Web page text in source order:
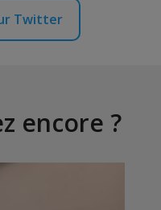
Twitter
encore ?